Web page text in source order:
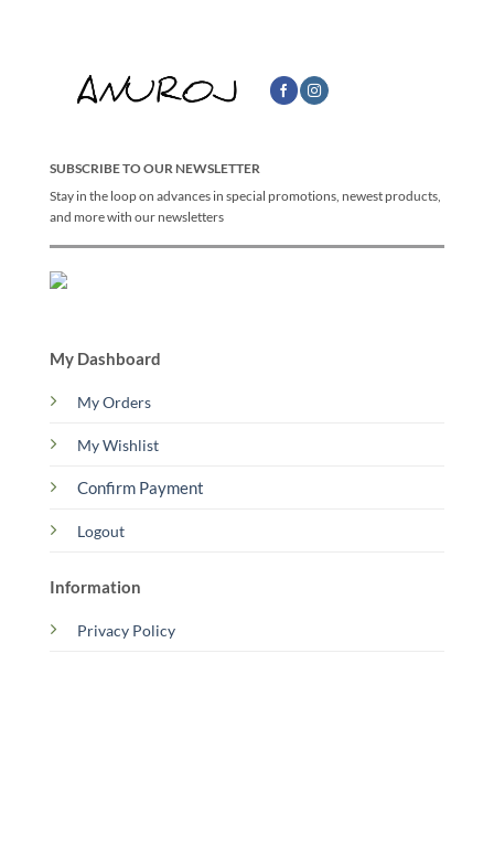
SUBSCRIBE TO OUR NEWSLETTER
Stay in the loop on advances in special promotions, newest products,
and more with our newsletters
My Dashboard
My Orders
My Wishlist
Confirm Payment
Logout
Information
Privacy Policy